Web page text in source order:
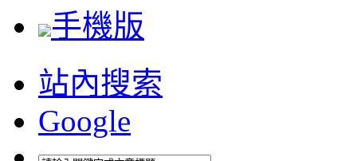
手機版
站內搜索
Google